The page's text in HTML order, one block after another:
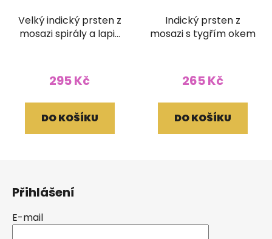
Velký indický prsten z
mosazi spirály a lapis
295 Kč
DO KOŠÍKU
Indický prsten z
mosazi s tygřím okem
265 Kč
DO KOŠÍKU
Přihlášení
E-mail